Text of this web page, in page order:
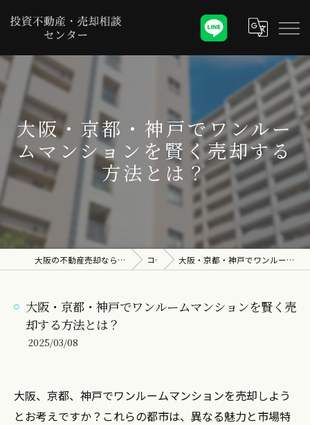
大阪・京都・神戸でワンルー
ムマンションを賢く売却する
方法とは？
大阪の不動産売却なら投資不動産・売却相談センター コラム 大阪・京都・神戸でワンルームマンションを賢く売却する方法とは？
大阪・京都・神戸でワンルームマンションを賢く売
却する方法とは？
2025/03/08
大阪、京都、神戸でワンルームマンションを売却しよう
とお考えですか？これらの都市は、異なる魅力と市場特